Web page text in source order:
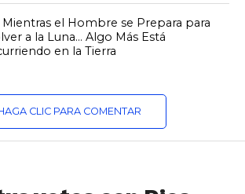
Mientras el Hombre se Prepara para
a la Luna… Algo Más Está
en la Tierra
CLIC PARA COMENTAR